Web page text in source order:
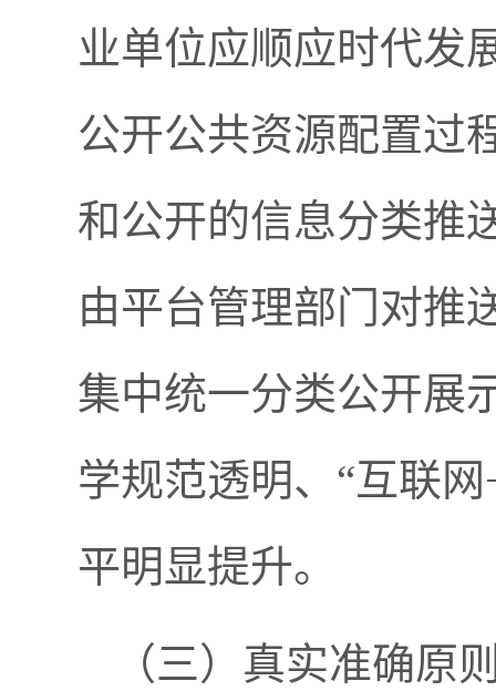
业单位应顺应时代发
公开公共资源配置过
和公开的信息分类推
由平台管理部门对推
集中统一分类公开展
学规范透明、“互联
平明显提升。
（三）真实准确原